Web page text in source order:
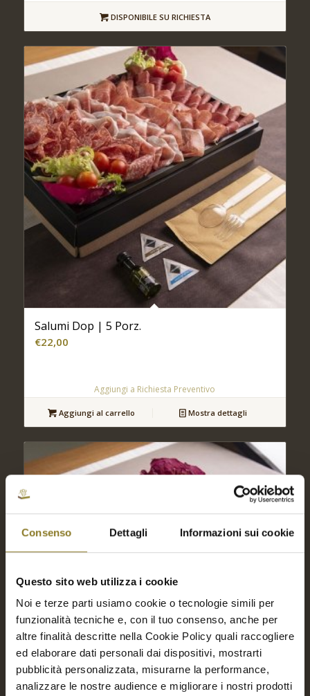
Consenso Dettagli Informazioni sui cookie
Questo sito web utilizza i cookie
Noi e terze parti usiamo cookie o tecnologie simili per
funzionalità tecniche e, con il tuo consenso, anche per
altre finalità descritte nella Cookie Policy quali raccogliere
ed elaborare dati personali dai dispositivi, mostrarti
pubblicità personalizzata, misurarne la performance,
analizzare le nostre audience e migliorare i nostri prodotti
DISPONIBILE SU RICHIESTA
Salumi Dop | 5 Porz.
€22,00
Aggiungi a Richiesta Preventivo
Aggiungi al carrello Mostra dettagli